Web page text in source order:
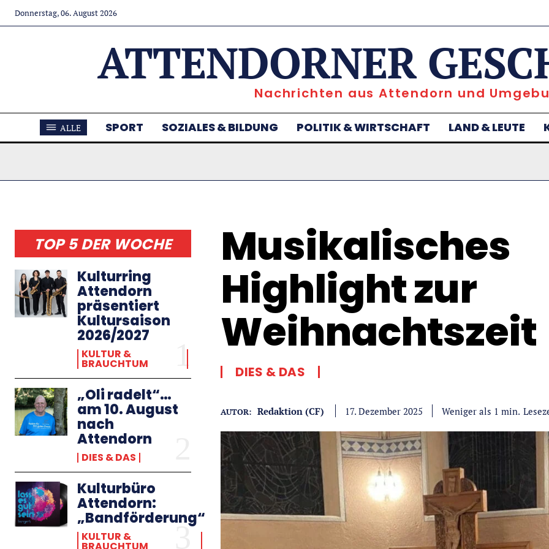
Donnerstag, 06. August 2026
ATTENDORNER
Nachrichten aus Attendorn und
ALLE SPORT SOZIALES & BILDUNG POLITIK & WIRTSCHAFT LAND & LEUTE
TOP 5 DER WOCHE
Kulturring
Attendorn
präsentiert
Kultursaison
2026/2027
KULTUR &
BRAUCHTUM
„Oli radelt“…
am 10. August
nach
Attendorn
DIES & DAS
Kulturbüro
Attendorn:
„Bandförderung“
KULTUR &
Musikalisches
Highlight zur
Weihnachtszeit
DIES & DAS
AUTOR: Redaktion (CF) 17. Dezember 2025 Weniger als 1 min.